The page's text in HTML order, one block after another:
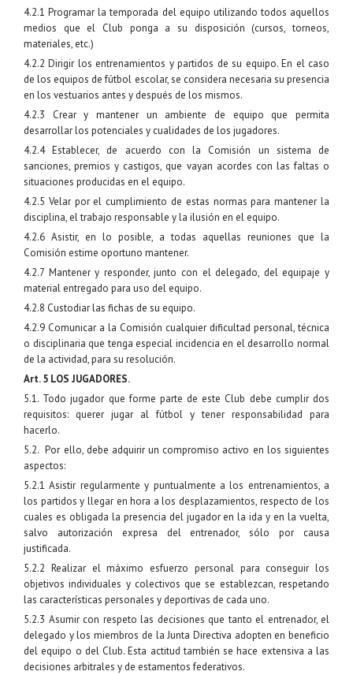
4.2.1 Programar la temporada del equipo utilizando todos aquellos
medios que el Club ponga a su disposición (cursos, torneos,
materiales, etc.)
4.2.2 Dirigir los entrenamientos y partidos de su equipo. En el caso
de los equipos de fútbol escolar, se considera necesaria su presencia
en los vestuarios antes y después de los mismos.
4.2.3 Crear y mantener un ambiente de equipo que permita
desarrollar los potenciales y cualidades de los jugadores.
4.2.4 Establecer, de acuerdo con la Comisión un sistema de
sanciones, premios y castigos, que vayan acordes con las faltas o
situaciones producidas en el equipo.
4.2.5 Velar por el cumplimiento de estas normas para mantener la
disciplina, el trabajo responsable y la ilusión en el equipo.
4.2.6 Asistir, en lo posible, a todas aquellas reuniones que la
Comisión estime oportuno mantener.
4.2.7 Mantener y responder, junto con el delegado, del equipaje y
material entregado para uso del equipo.
4.2.8 Custodiar las fichas de su equipo.
4.2.9 Comunicar a la Comisión cualquier dificultad personal, técnica
o disciplinaria que tenga especial incidencia en el desarrollo normal
de la actividad, para su resolución.
Art. 5 LOS JUGADORES.
5.1. Todo jugador que forme parte de este Club debe cumplir dos
requisitos: querer jugar al fútbol y tener responsabilidad para
hacerlo.
5.2. Por ello, debe adquirir un compromiso activo en los siguientes
aspectos:
5.2.1 Asistir regularmente y puntualmente a los entrenamientos, a
los partidos y llegar en hora a los desplazamientos, respecto de los
cuales es obligada la presencia del jugador en la ida y en la vuelta,
salvo autorización expresa del entrenador, sólo por causa
justificada.
5.2.2 Realizar el máximo esfuerzo personal para conseguir los
objetivos individuales y colectivos que se establezcan, respetando
las características personales y deportivas de cada uno.
5.2.3 Asumir con respeto las decisiones que tanto el entrenador, el
delegado y los miembros de la Junta Directiva adopten en beneficio
del equipo o del Club. Esta actitud también se hace extensiva a las
decisiones arbitrales y de estamentos federativos.